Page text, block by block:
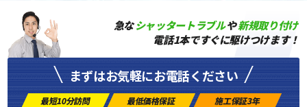
急なシャッタートラブルや新規取り付け
電話1本ですぐに駆けつけます！
まずはお気軽にお電話ください
最短10分訪問 最低価格保証 施工保証3年